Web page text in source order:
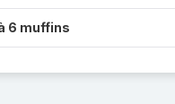
6 muffins